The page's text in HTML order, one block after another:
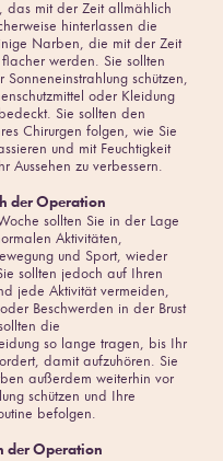
das mit der Zeit allmählich
hinterlassen die
Narben, die mit der Zeit
werden. Sie sollten
Sonneneinstrahlung schützen,
oder Kleidung
Sie sollten den
Chirurgen folgen, wie Sie
und mit Feuchtigkeit
Aussehen zu verbessern.
der Operation
sollten Sie in der Lage
Aktivitäten,
und Sport, wieder
sollten jedoch auf Ihren
jede Aktivität vermeiden,
Beschwerden in der Brust
die
so lange tragen, bis Ihr
damit aufzuhören. Sie
außerdem weiterhin vor
schützen und Ihre
befolgen.
der Operation